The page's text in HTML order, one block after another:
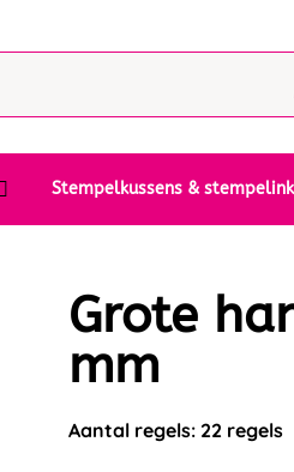
Stempelkussens &
Grote
mm
Aantal regels: 22 regels